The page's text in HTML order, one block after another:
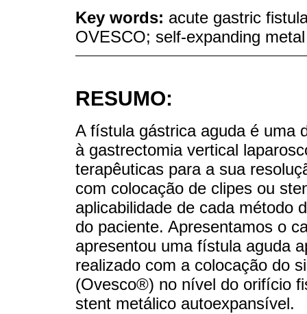
Key words: acute gastric
OVESCO; self-expanding
RESUMO:
A fístula gástrica aguda é uma
à gastrectomia vertical
terapêuticas para a sua
com colocação de clipes ou
aplicabilidade de cada método
do paciente. Apresentamos o
apresentou uma fístula aguda
realizado com a colocação do
(Ovesco®) no nível do orifício
stent metálico autoexpansível.